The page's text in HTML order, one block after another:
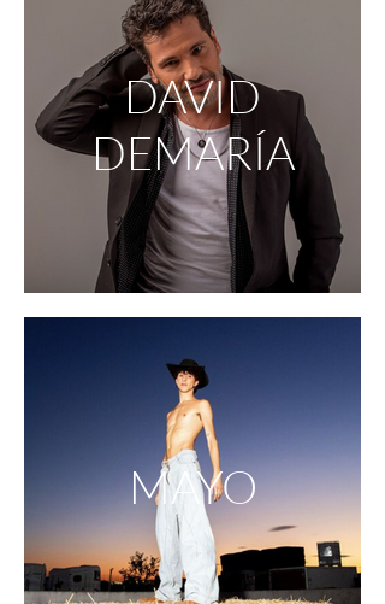
DAVID
DEMARÍA
MAYO